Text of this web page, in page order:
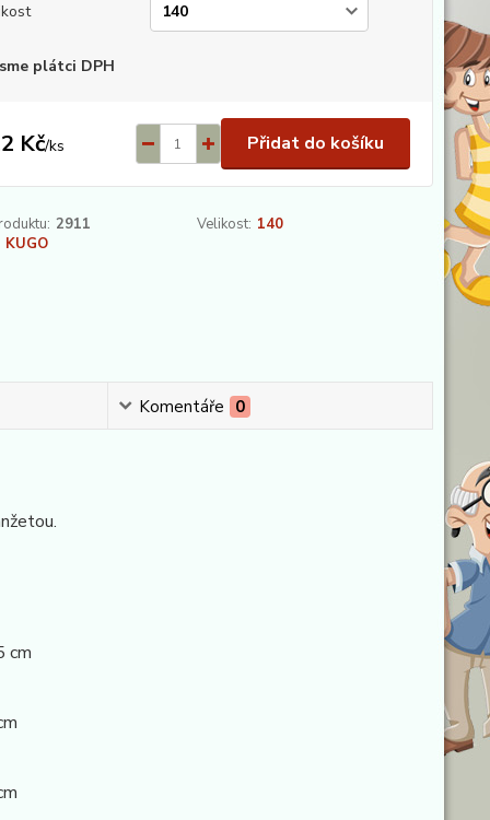
plátci DPH
Kč/ks Přidat do košíku
2911 Velikost: 140
KUGO
Komentáře 0
cm